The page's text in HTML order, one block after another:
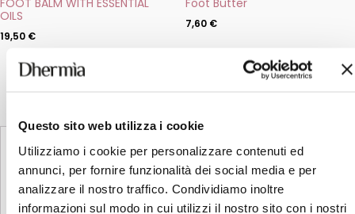
Questo sito web utilizza i cookie
Utilizziamo i cookie per personalizzare contenuti ed
annunci, per fornire funzionalità dei social media e per
analizzare il nostro traffico. Condividiamo inoltre
informazioni sul modo in cui utilizzi il nostro sito con i nostri
FOOT BALM WITH ESSENTIAL
OILS
19,50 €
page
Foot Butter
7,60 €